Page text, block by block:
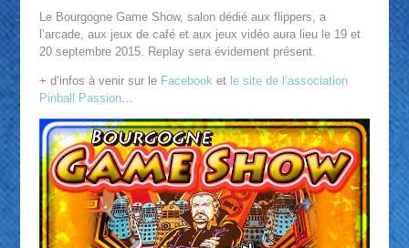
Le Bourgogne Game Show, salon dédié aux flippers, a
l’arcade, aux jeux de café et aux jeux vidéo aura lieu le 19 et
20 septembre 2015. Replay sera évidement présent.
+ d’infos à venir sur leFacebooket le site de l’association
Pinball Passion…